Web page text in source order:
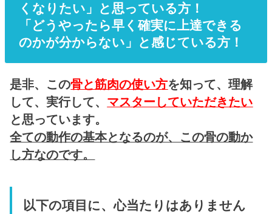
くなりたい」と思っている方！
「どうやったら早く確実に上達できる
のかが分からない」と感じている方！
是非、この骨と筋肉の使い方を知って、理解
して、実行して、 マスターしていただきたい
と思っています。
全ての動作の基本となるのが、この骨の動か
し方なのです。
以下の項目に、心当たりはありません